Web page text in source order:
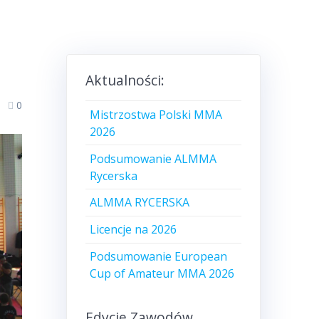
0
Aktualności:
Mistrzostwa Polski MMA
2026
Podsumowanie ALMMA
Rycerska
ALMMA RYCERSKA
Licencje na 2026
Podsumowanie European
Cup of Amateur MMA 2026